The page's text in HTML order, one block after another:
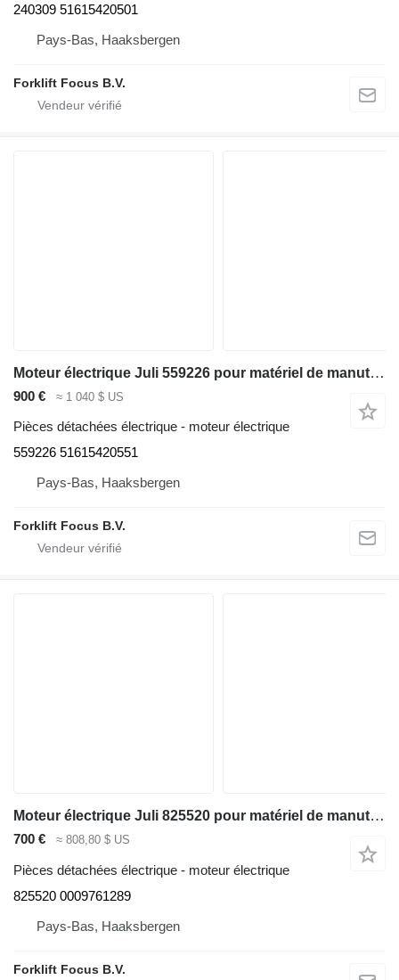
240309 51615420501
Pays-Bas, Haaksbergen
Forklift Focus B.V.
Moteur électrique Juli 559226 pour matériel de manutention Linde V48, Series 5213
900 € ≈ 1 040 $ US
Pièces détachées électrique - moteur électrique
559226 51615420551
Pays-Bas, Haaksbergen
Forklift Focus B.V.
Moteur électrique Juli 825520 pour matériel de manutention Linde R16 Series 115
700 € ≈ 808,80 $ US
Pièces détachées électrique - moteur électrique
825520 0009761289
Pays-Bas, Haaksbergen
Forklift Focus B.V.